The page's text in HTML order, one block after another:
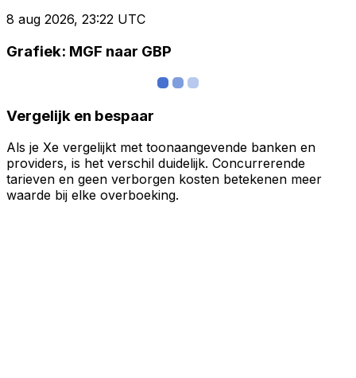
8 aug 2026, 23:22 UTC
Grafiek: MGF naar GBP
Vergelijk en bespaar
Als je Xe vergelijkt met toonaangevende banken en
providers, is het verschil duidelijk. Concurrerende
tarieven en geen verborgen kosten betekenen meer
waarde bij elke overboeking.